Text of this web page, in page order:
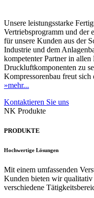
Unsere leistungsstarke
Vertriebsprogramm und der
für unsere Kunden aus der
Industrie und dem
kompetenter Partner in
Druckluftkomponenten zu
Kompressorenbau freut sich
»mehr...
Kontaktieren Sie uns
NK Produkte
PRODUKTE
Hochwertige Lösungen
Mit einem umfassenden
Kunden bieten wir
verschiedene